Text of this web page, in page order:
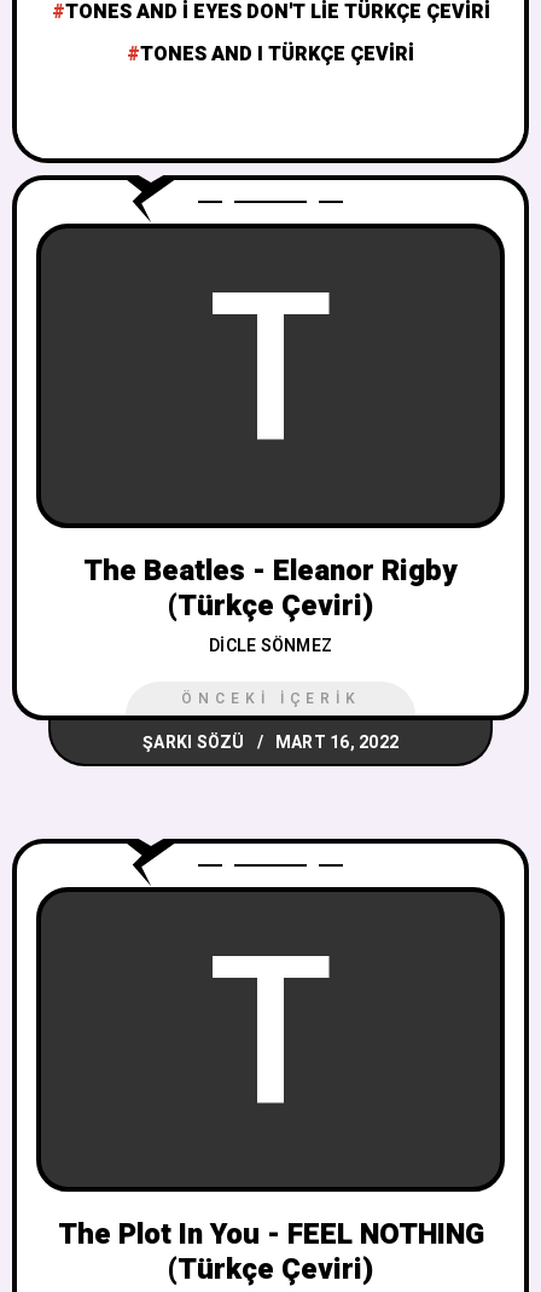
TONES AND I EYES DON'T LIE TÜRKÇE ÇEVIRI
TONES AND I TÜRKÇE ÇEVIRI
T
The Beatles - Eleanor Rigby
(Türkçe Çeviri)
DICLE SÖNMEZ
ÖNCEKI İÇERIK
ŞARKI SÖZÜ MART 16, 2022
T
The Plot In You - FEEL NOTHING
(Türkçe Çeviri)